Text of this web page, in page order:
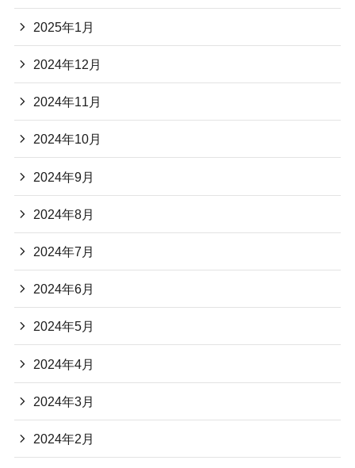
2025年1月
2024年12月
2024年11月
2024年10月
2024年9月
2024年8月
2024年7月
2024年6月
2024年5月
2024年4月
2024年3月
2024年2月